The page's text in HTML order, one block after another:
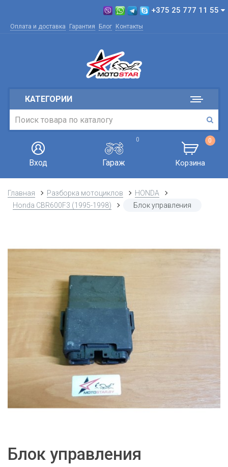
+375 25 777 11 55
Оплата и доставка Гарантия Блог Контакты
КАТЕГОРИИ
Вход
0
Гараж
0
Корзина
Главная Разборка мотоциклов
HONDA
Honda CBR600F3 (1995-1998)
Блок управления
Блок управления